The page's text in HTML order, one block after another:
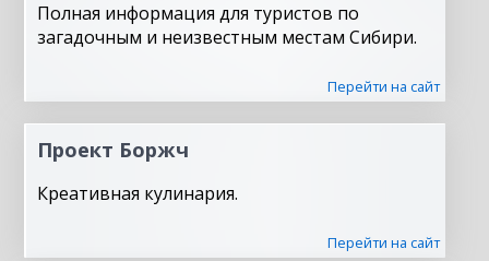
Полная информация для туристов по
загадочным и неизвестным местам Сибири.
Перейти на сайт
Проект Боржч
Креативная кулинария.
Перейти на сайт